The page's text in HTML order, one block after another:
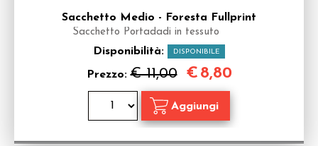
Sacchetto Medio - Foresta Fullprint
Sacchetto Portadadi in tessuto
Disponibilità: DISPONIBILE
Prezzo:€ 11,00 € 8,80